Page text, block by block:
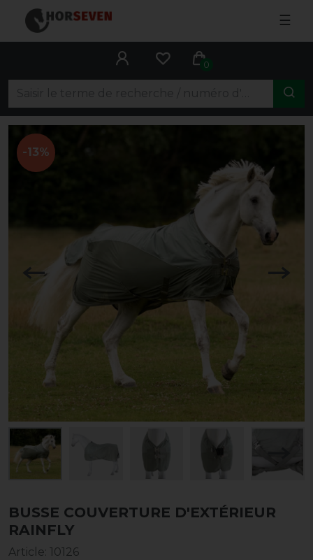
☰
0
-13%
BUSSE COUVERTURE D'EXTÉRIEUR
RAINFLY
Article: 10126